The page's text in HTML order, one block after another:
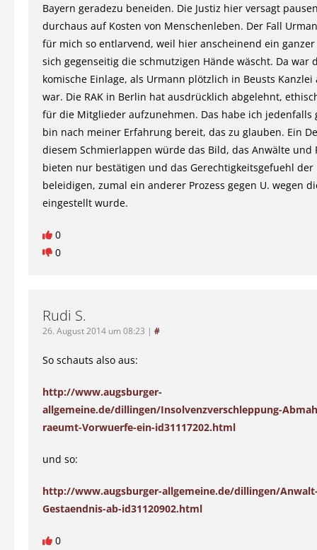
Bayern geradezu beneiden. Die Justiz hier versagt
durchaus auf Kosten von Menschenleben. Der Fall
für mich so entlarvend, weil hier anscheinend ein
sich gegenseitig die schmutzigen Hände wäscht. Da war
komische Einlage, als Urmann plötzlich in Beusts Kanzlei
war. Die RAK in Berlin hat ausdrücklich abgelehnt,
für die Mitglieder aufzunehmen. Das habe ich jedenfalls
bin nach meiner Erfahrung bereit, das zu glauben. Ein
diesem Schmierlappen würde das Bild, das Anwälte und
bieten nur bestätigen und das Gerechtigkeitsgefuehl der
beleidigen, zumal ein anderer Prozess gegen U. wegen
eingestellt wurde.
0
0
Rudi S.
26. August 2014 um 08:23 | #
So schauts also aus:
http://www.augsburger-
allgemeine.de/dillingen/Insolvenzverschleppung-
raeumt-Vorwuerfe-ein-id31117202.html
und so:
http://www.augsburger-allgemeine.de/dillingen/
Gestaendnis-ab-id31120902.html
0